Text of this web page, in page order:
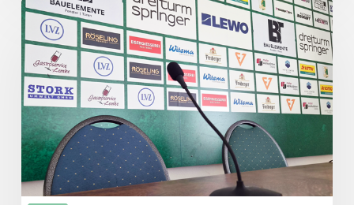
Pressegespräch
vor
RSV
Eintracht
1949
–
Chemie